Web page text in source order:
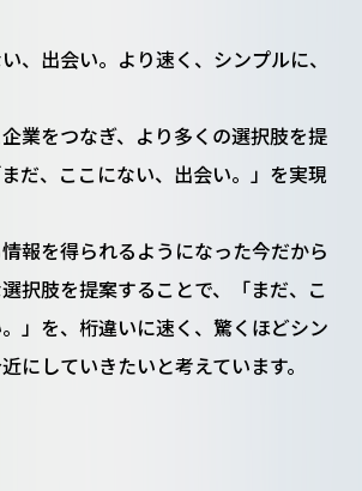
、出会い。より速く、シンプルに、
業をつなぎ、より多くの選択肢を提
だ、ここにない、出会い。」を実現
報を得られるようになった今だから
択肢を提案することで、「まだ、こ
」を、桁違いに速く、驚くほどシン
にしていきたいと考えています。